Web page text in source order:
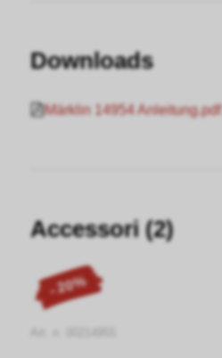
Downloads
Märklin 14954 Anleitung.pdf
Accessori (2)
- 20%